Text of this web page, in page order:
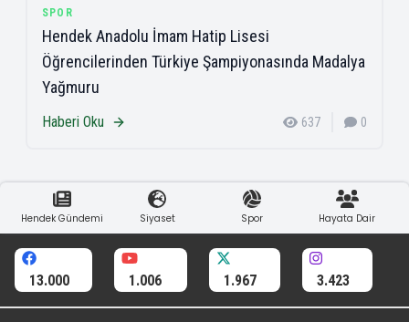
SPOR
Hendek Anadolu İmam Hatip Lisesi
Öğrencilerinden Türkiye Şampiyonasında Madalya
Yağmuru
Haberi Oku 637 0
Hendek Gündemi Siyaset Spor Hayata Dair
13.000 1.006 1.967 3.423